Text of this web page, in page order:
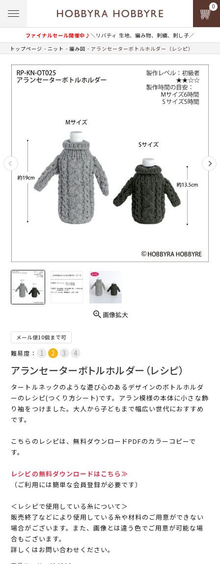
ファイナルセール開催中♪＼リバティ 生地、編み物、刺繍、刺し子／
0
トップページ ニット 編み図 アランセーターボトルホルダー（レシピ）
画像拡大
メール便10個まで可
難易度：
アランセーターボトルホルダー（レシピ）
タートルネックのような遊び心のあるデザインのボトルホルダ
ーのレシピ(つくり方シート)です。アラン模様の本体に小さな飾
り袖をつけました。大人から子どもまで幅広い世代におすすめ
です。
こちらのレシピは、無料ダウンロードPDFのカラーコピーで
す。
レシピの無料ダウンロードはこちら≫
（ご利用には簡単な会員登録が必要です）
＜レシピで使用している糸について＞
販売終了などにより使用している糸や材料のご用意ができない
場合がございます。また、画像とは違う色でご用意が可能な場
合もございます。
詳しくはお問い合わせください。